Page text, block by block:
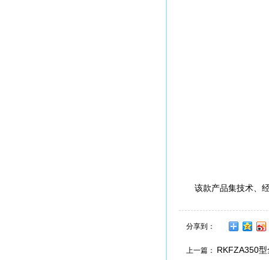
该款产品集技术、
分享到：
上一篇： RKFZA350